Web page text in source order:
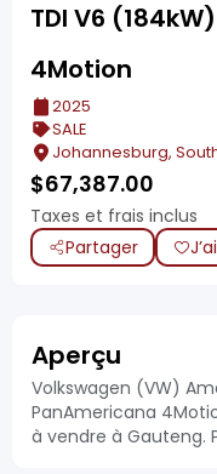
TDI V6
4Motion
2025
SALE
Johannesburg,
$67,387.00
Taxes et frais inclus
Partager
Aperçu
Volkswagen (VW)
PanAmericana
à vendre à Gauteng.